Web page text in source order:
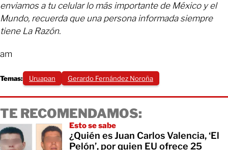
enviamos a tu celular lo más importante de México y el
Mundo, recuerda que una persona informada siempre
tiene La Razón.
am
Temas: Uruapan Gerardo Fernández Noroña
TE RECOMENDAMOS:
Esto se sabe
¿Quién es Juan Carlos Valencia, ‘El
Pelón’, por quien EU ofrece 25